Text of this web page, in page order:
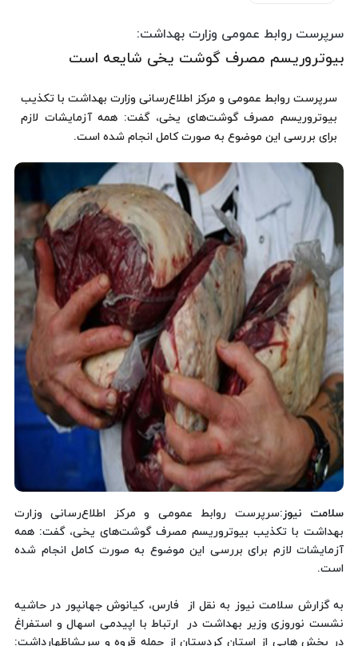
سرپرست روابط عمومی وزارت بهداشت:
بیوتروریسم مصرف گوشت یخی شایعه است
سرپرست روابط عمومی و مرکز اطلاع‌رسانی وزارت بهداشت با تکذیب
بیوتروریسم مصرف گوشت‌های یخی، گفت: همه آزمایشات لازم
برای بررسی این موضوع به صورت کامل انجام شده است.
سلامت نیوز:سرپرست روابط عمومی و مرکز اطلاع‌رسانی وزارت
بهداشت با تکذیب بیوتروریسم مصرف گوشت‌های یخی، گفت: همه
آزمایشات لازم برای بررسی این موضوع به صورت کامل انجام شده
است.
به گزارش سلامت نیوز به نقل از فارس، کیانوش جهانپور در حاشیه
نشست نوروزی وزیر بهداشت در ارتباط با اپیدمی اسهال و استفراغ
در بخش هایی از استان کردستان از جمله قروه و سریشاظهارداشت: